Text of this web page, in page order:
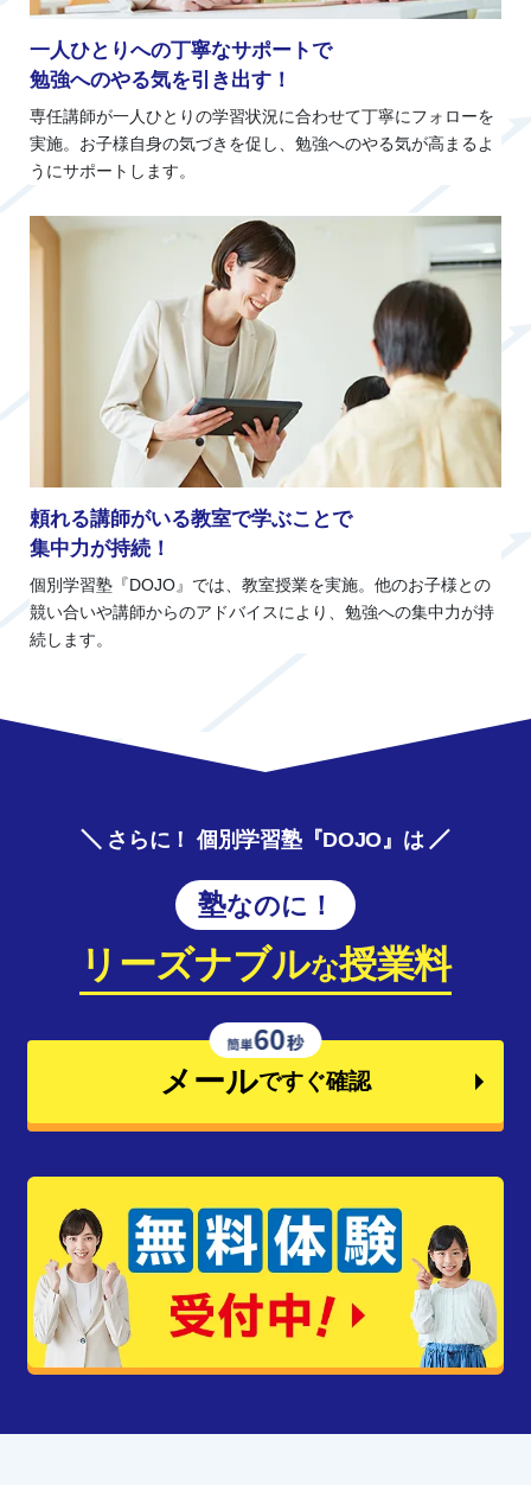
一人ひとりへの丁寧なサポートで
勉強へのやる気を引き出す！
専任講師が一人ひとりの学習状況に合わせて丁寧にフォローを
実施。お子様自身の気づきを促し、勉強へのやる気が高まるよ
うにサポートします。
頼れる講師がいる教室で学ぶことで
集中力が持続！
個別学習塾『DOJO』では、教室授業を実施。他のお子様との
競い合いや講師からのアドバイスにより、勉強への集中力が持
続します。
さらに！ 個別学習塾『DOJO』は
塾なのに！
リーズナブルな授業料
メールですぐ確認